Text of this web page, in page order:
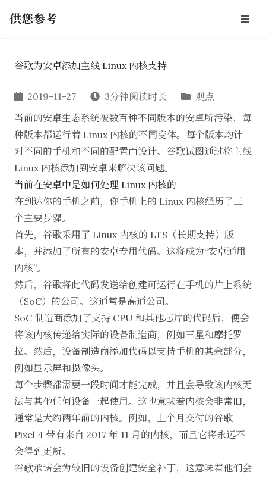
供您参考
谷歌为安卓添加主线 Linux 内核支持
2019-11-27 3分钟阅读时长
观点
当前的安卓生态系统被数百种不同版本的安卓所污染，每
种版本都运行着 Linux 内核的不同变体。每个版本均针
对不同的手机和不同的配置而设计。谷歌试图通过将主线
Linux 内核添加到安卓来解决该问题。
当前在安卓中是如何处理 Linux 内核的
在到达你的手机之前，你手机上的 Linux 内核经历了三
个主要步骤。
首先，谷歌采用了 Linux 内核的 LTS（长期支持）版
本，并添加了所有的安卓专用代码。这将成为“安卓通用
内核”。
然后，谷歌将此代码发送给创建可运行在手机的片上系统
（SoC）的公司。这通常是高通公司。
SoC 制造商添加了支持 CPU 和其他芯片的代码后，便会
将该内核传递给实际的设备制造商，例如三星和摩托罗
拉。然后，设备制造商添加代码以支持手机的其余部分，
例如显示屏和摄像头。
每个步骤都需要一段时间才能完成，并且会导致该内核无
法与其他任何设备一起使用。这也意味着内核会非常旧，
通常是大约两年前的内核。例如，上个月交付的谷歌
Pixel 4 带有来自 2017 年 11 月的内核，而且它将永远不
会得到更新。
谷歌承诺会为较旧的设备创建安全补丁，这意味着他们会